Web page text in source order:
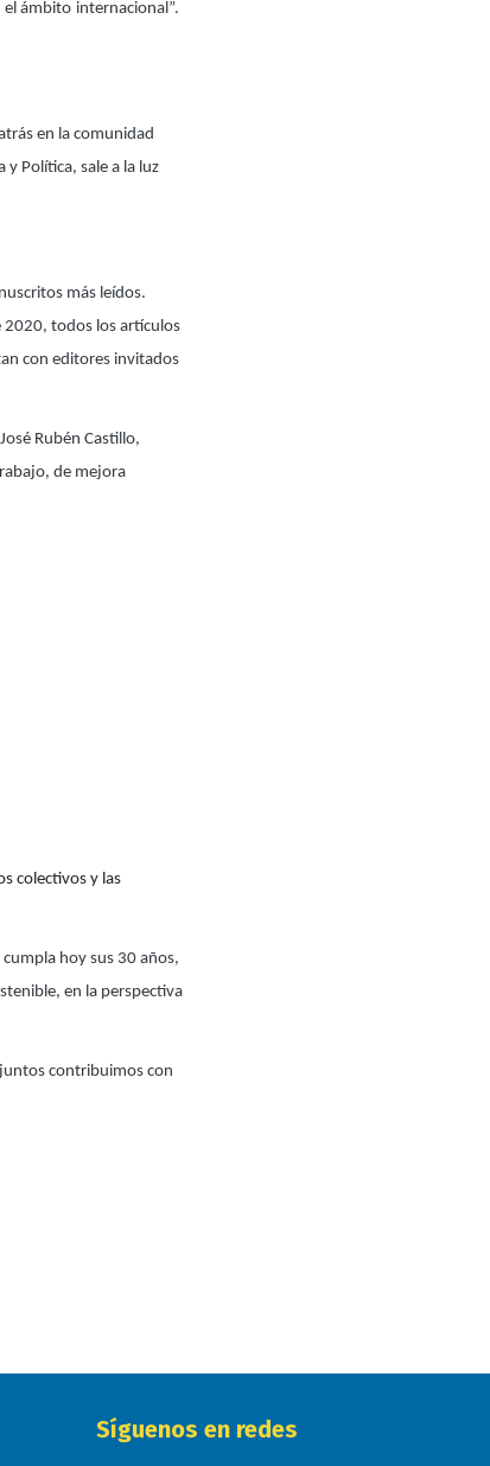
ámbito internacional”.
en la comunidad
Política, sale a la luz
más leídos.
2020, todos los artículos
con editores invitados
Rubén Castillo,
de mejora
colectivos y las
hoy sus 30 años,
en la perspectiva
contribuimos con
Síguenos en redes